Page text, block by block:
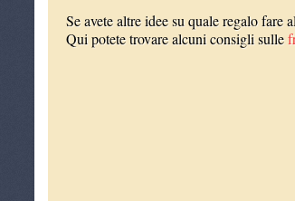
Se avete altre idee su quale regalo
Qui potete trovare alcuni consigli sulle